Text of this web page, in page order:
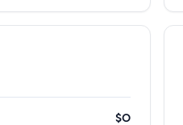
$0